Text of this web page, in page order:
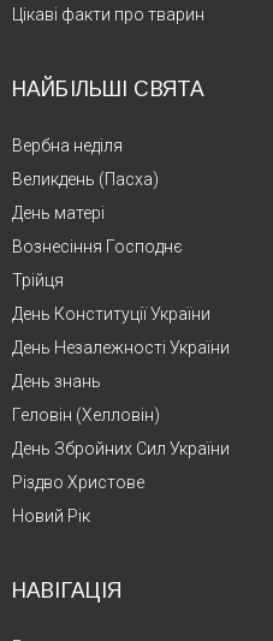
Цікаві факти про тварин
НАЙБІЛЬШІ СВЯТА
Вербна неділя
Великдень (Пасха)
День матері
Вознесіння Господнє
Трійця
День Конституції України
День Незалежності України
День знань
Геловін (Хелловін)
День Збройних Сил України
Різдво Христове
Новий Рік
НАВІГАЦІЯ